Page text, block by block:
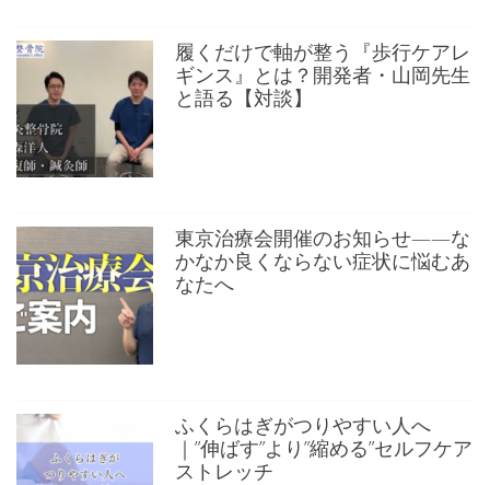
履くだけで軸が整う『歩行ケアレ
ギンス』とは？開発者・山岡先生
と語る【対談】
東京治療会開催のお知らせ——な
かなか良くならない症状に悩むあ
なたへ
ふくらはぎがつりやすい人へ
｜”伸ばす”より”縮める”セルフケア
ストレッチ